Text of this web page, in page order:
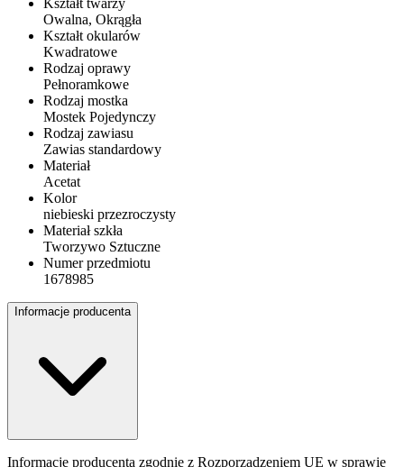
Kształt twarzy
Owalna, Okrągła
Kształt okularów
Kwadratowe
Rodzaj oprawy
Pełnoramkowe
Rodzaj mostka
Mostek Pojedynczy
Rodzaj zawiasu
Zawias standardowy
Materiał
Acetat
Kolor
niebieski przezroczysty
Materiał szkła
Tworzywo Sztuczne
Numer przedmiotu
1678985
Informacje producenta
Informacje producenta zgodnie z Rozporządzeniem UE w sprawie